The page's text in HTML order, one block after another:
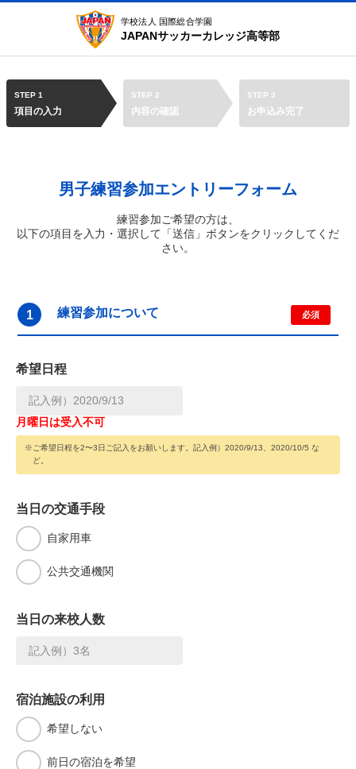
学校法人 国際総合学園
JAPANサッカーカレッジ高等部
STEP 1
項目の入力
STEP 2
内容の確認
STEP 3
お申込み完了
男子練習参加エントリーフォーム
練習参加ご希望の方は、
以下の項目を入力・選択して「送信」ボタンをクリックしてくだ
さい。
1 練習参加について 必須
希望日程
月曜日は受入不可
※ご希望日程を2〜3日ご記入をお願いします。記入例）2020/9/13、2020/10/5 な
ど。
当日の交通手段
自家用車
公共交通機関
当日の来校人数
宿泊施設の利用
希望しない
前日の宿泊を希望